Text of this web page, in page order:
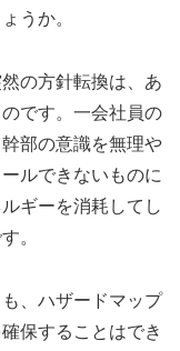
うか。
の方針転換は、あ
です。一会社員の
部の意識を無理や
ルできないものに
ギーを消耗してし
。
、ハザードマップ
保することはでき